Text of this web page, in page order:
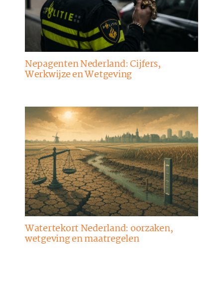
Nepagenten Nederland: Cijfers,
Werkwijze en Wetgeving
Watertekort Nederland: oorzaken,
wetgeving en maatregelen